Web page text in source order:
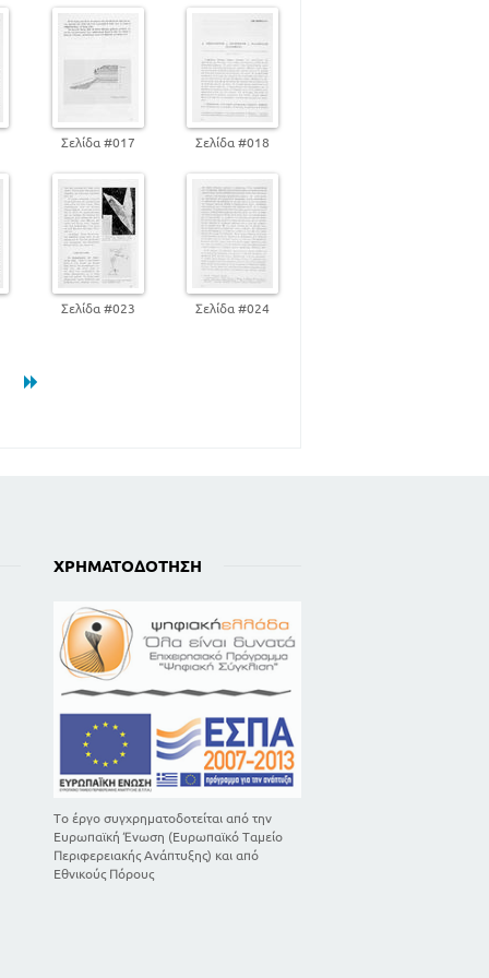
124
129
143
150
10
14
76
76
86
ΓΗΣ. ΗΠΕΙΡΟΓΕΝΕΤΙΚΕΣ ΚΙΝΗΣΕΙΣ
Σελίδα #017 Σελίδα #018
Σελίδα #023 Σελίδα #024
ΧΡΗΜΑΤΟΔΌΤΗΣΗ
Το έργο συγχρηματοδοτείται από την
Ευρωπαϊκή Ένωση (Ευρωπαϊκό Ταμείο
Περιφερειακής Ανάπτυξης) και από
Εθνικούς Πόρους